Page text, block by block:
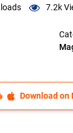
7.2k
Download on